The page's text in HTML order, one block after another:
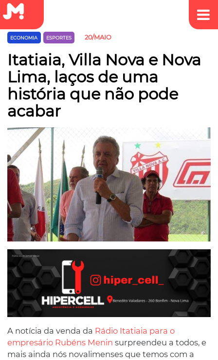
ECONOMIA ESPORTES 20/MAIO
Itatiaia, Villa Nova e Nova
Lima, laços de uma
história que não pode
acabar
A notícia da venda da Rádio Itatiaia para o
empresário Rubéns Menin surpreendeu a todos, e
mais ainda nós novalimenses que temos com a